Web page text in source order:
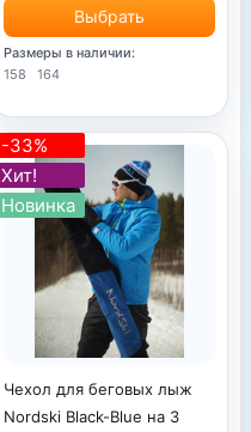
Выбрать
Размеры в наличии:
158
164
-33%
Хит!
Новинка
Чехол для беговых лыж
Nordski Black-Blue на 3